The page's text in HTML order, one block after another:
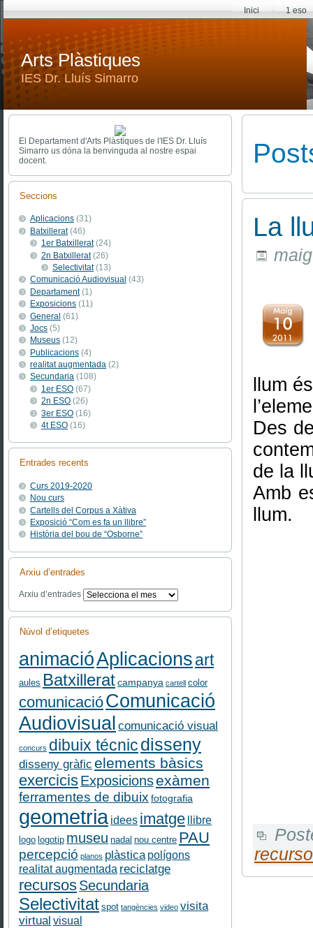
Inici 1 eso
Arts Plàstiques
IES Dr. Lluís Simarro
El Departament d'Arts Plàstiques de l'IES Dr. Lluís
Simarro us dóna la benvinguda al nostre espai
docent.
Seccions
Aplicacions (31)
Batxillerat(46)
1er Batxillerat(24)
2n Batxillerat(26)
Selectivitat(13)
Comunicació Audiovisual (43)
Departament(1)
Exposicions (11)
General (61)
Jocs (5)
Museus (12)
Publicacions (4)
realitat augmentada (2)
Secundaria (108)
1er ESO (67)
2n ESO (26)
3er ESO (16)
4t ESO (16)
Entrades recents
Curs 2019-2020
Nou curs
Cartells del Corpus a Xàtiva
Exposició “Com es fa un llibre”
Història del bou de “Osborne”
Arxiu d’entrades
Arxiu d’entrades
Núvol d’etiquetes
animacióAplicacionsart
aules Batxilleratcampanya cartell color
comunicacióComunicació
Audiovisual comunicació visual
concurs dibuix técnicdisseny
disseny gràfic elements bàsics
exercicisExposicionsexàmen
ferramentes de dibuix fotografia
geometria idees imatge llibre
logo logotip museu nadal nou centre PAU
percepció planos plàstica polígons
realitat augmentada reciclatge
recursosSecundaria
Selectivitat spot tangències video visita
virtual visual
La
llum
Des
de la
Amb
llum.